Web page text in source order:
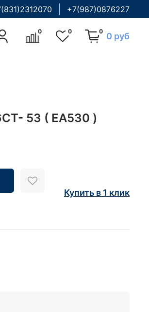
+7(987)0876227
0 0 0 0 руб
53 ( EA530 )
Купить в 1 клик